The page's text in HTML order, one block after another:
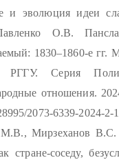
и эволюция идеи
О.В.
1830–1860-е гг.
РГГУ. Серия
отношения.
2073-6339-2024-2-
М.В., Мирзеханов
стране-соседу,